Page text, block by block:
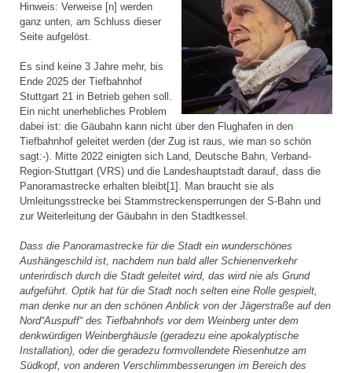
Hinweis: Verweise [n] werden
ganz unten, am Schluss dieser
Seite aufgelöst.
Es sind keine 3 Jahre mehr, bis
Ende 2025 der Tiefbahnhof
Stuttgart 21 in Betrieb gehen soll.
Ein nicht unerhebliches Problem
dabei ist: die Gäubahn kann nicht über den Flughafen in den
Tiefbahnhof geleitet werden (der Zug ist raus, wie man so schön
sagt:-). Mitte 2022 einigten sich Land, Deutsche Bahn, Verband-
Region-Stuttgart (VRS) und die Landeshauptstadt darauf, dass die
Panoramastrecke erhalten bleibt[1]. Man braucht sie als
Umleitungsstrecke bei Stammstreckensperrungen der S-Bahn und
zur Weiterleitung der Gäubahn in den Stadtkessel.
Dass die Panoramastrecke für die Stadt ein wunderschönes
Aushängeschild ist, nachdem nun bald aller Schienenverkehr
unterirdisch durch die Stadt geleitet wird, das wird nie als Grund
aufgeführt. Optik hat für die Stadt noch selten eine Rolle gespielt,
man denke nur an den schönen Anblick von der Jägerstraße auf den
Nord“Auspuff“ des Tiefbahnhofs vor dem Weinberg unter dem
denkwürdigen Weinberghäusle (geradezu eine apokalyptische
Installation), oder die geradezu formvollendete Riesenhutze am
Südkopf, von anderen Verschlimmbesserungen im Bereich des